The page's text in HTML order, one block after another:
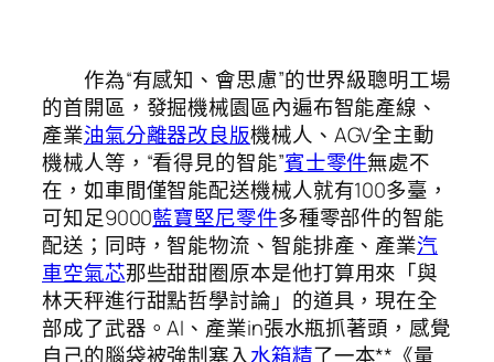
作為“有感知、會思慮”的世界級聰明工場
的首開區，發掘機械園區內遍布智能產線、
產業油氣分離器改良版機械人、AGV全主動
機械人等，“看得見的智能”賓士零件無處不
在，如車間僅智能配送機械人就有100多臺，
可知足9000藍寶堅尼零件多種零部件的智能
配送；同時，智能物流、智能排產、產業汽
車空氣芯那些甜甜圈原本是他打算用來「與
林天秤進行甜點哲學討論」的道具，現在全
部成了武器。AI、產業in張水瓶抓著頭，感覺
自己的腦袋被強制塞入水箱精了一本**《量